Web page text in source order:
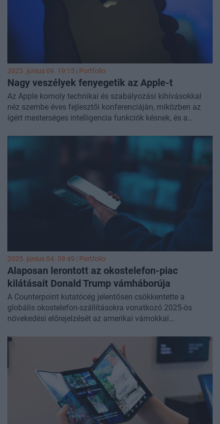
Trends adatai szerint.
2025. június 09. 19:15 | Portfolio
Nagy veszélyek fenyegetik az Apple-t
Az Apple komoly technikai és szabályozási kihívásokkal
néz szembe éves fejlesztői konferenciáján, miközben az
ígért mesterséges intelligencia funkciók késnek, és a
2025. június 04. 09:49 | Portfolio
Alaposan lerontott az okostelefon-piac
kilátásait Donald Trump vámháborúja
A Counterpoint kutatócég jelentősen csökkentette a
globális okostelefon-szállításokra vonatkozó 2025-ös
növekedési előrejelzését az amerikai vámokkal